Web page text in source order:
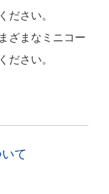
ださい。
ざまなミニコー
ださい。
て